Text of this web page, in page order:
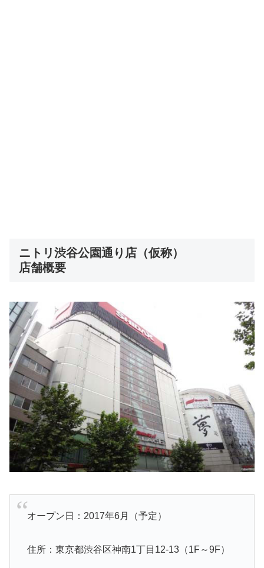
ニトリ渋谷公園通り店（仮称）
店舗概要
オープン日：2017年6月（予定）
住所：東京都渋谷区神南1丁目12-13（1F～9F）